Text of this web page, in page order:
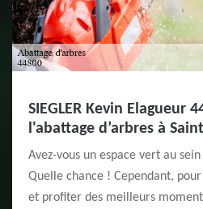
SIEGLER Kevin Elagueur
l'abattage d’arbres à
Avez-vous un espace vert au
Quelle chance ! Cependant,
et profiter des meilleurs